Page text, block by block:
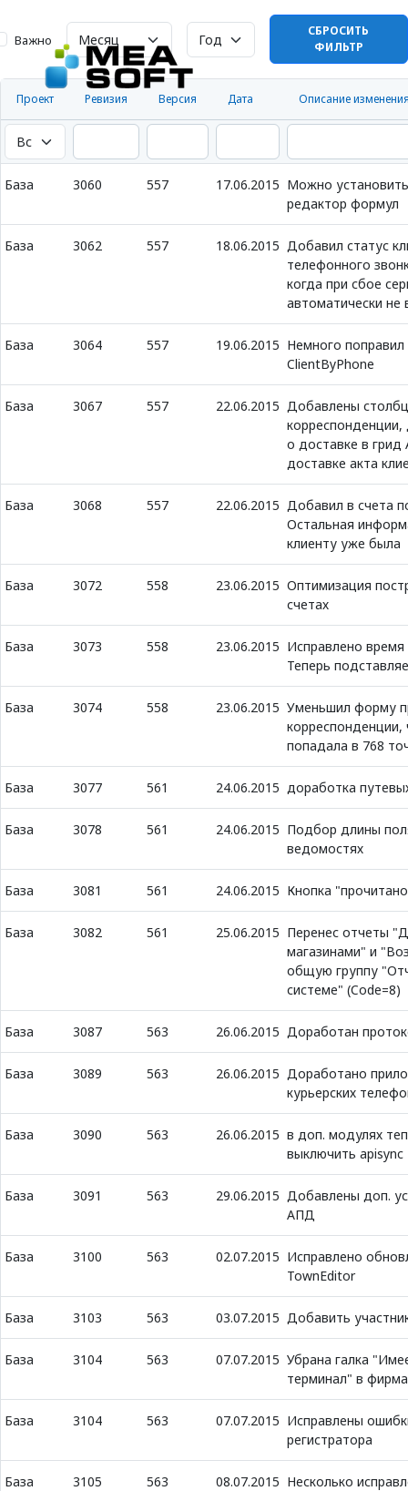
Важно
СБРОСИТЬ
ФИЛЬТР
Проект Ревизия Версия Дата Описание
База 3060 557 17.06.2015 Можно
редактор формул
База 3062 557 18.06.2015 Добавил статус
телефонного
когда при сбое
автоматически не
База 3064 557 19.06.2015 Немного
ClientByPhone
База 3067 557 22.06.2015 Добавлены
о доставке в
доставке акта
База 3068 557 22.06.2015 Добавил в счета
Остальная
клиенту уже была
База 3072 558 23.06.2015 Оптимизация
счетах
База 3073 558 23.06.2015 Исправлено время
Теперь
База 3074 558 23.06.2015 Уменьшил форму
попадала в 768
База 3077 561 24.06.2015 доработка
База 3078 561 24.06.2015 Подбор длины
ведомостях
База 3081 561 24.06.2015 Кнопка
База 3082 561 25.06.2015 Перенес отчеты
магазинами" и
общую группу
системе" (Code=8)
База 3087 563 26.06.2015 Доработан
База 3089 563 26.06.2015 Доработано
курьерских
База 3090 563 26.06.2015 в доп. модулях
выключить apisync
База 3091 563 29.06.2015 Добавлены доп.
АПД
База 3100 563 02.07.2015 Исправлено
TownEditor
База 3103 563 03.07.2015 Добавить
База 3104 563 07.07.2015 Убрана галка
терминал" в
База 3104 563 07.07.2015 Исправлены
регистратора
База 3105 563 08.07.2015 Несколько